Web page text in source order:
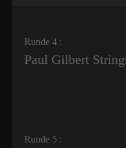
Runde 4 :
Paul Gilbert
Runde 5 :